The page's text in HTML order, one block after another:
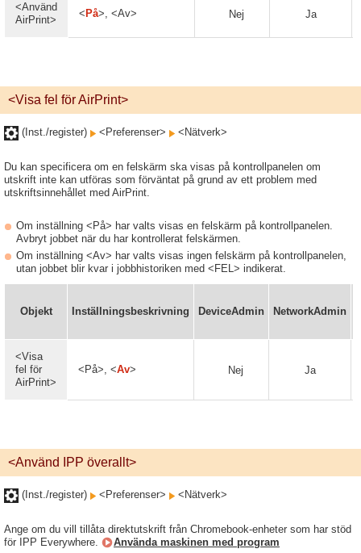
<Använd
AirPrint>
< På>, <Av> Nej Ja
<Visa fel för AirPrint>
(Inst./register) <Preferenser> <Nätverk>
Du kan specificera om en felskärm ska visas på kontrollpanelen om
utskrift inte kan utföras som förväntat på grund av ett problem med
utskriftsinnehållet med AirPrint.
Om inställning <På> har valts visas en felskärm på kontrollpanelen.
Avbryt jobbet när du har kontrollerat felskärmen.
Om inställning <Av> har valts visas ingen felskärm på kontrollpanelen,
utan jobbet blir kvar i jobbhistoriken med <FEL> indikerat.
Objekt Inställningsbeskrivning DeviceAdmin NetworkAdmin
<Visa
fel för
AirPrint>
<På>, <Av> Nej Ja
<Använd IPP överallt>
(Inst./register) <Preferenser> <Nätverk>
Ange om du vill tillåta direktutskrift från Chromebook-enheter som har stöd
för IPP Everywhere.
Använda maskinen med program